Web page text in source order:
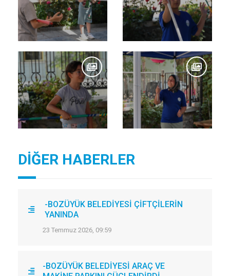
DİĞER HABERLER
-BOZÜYÜK BELEDİYESİ ÇİFTÇİLERİN
YANINDA
23 Temmuz 2026, 09:59
-BOZÜYÜK BELEDİYESİ ARAÇ VE